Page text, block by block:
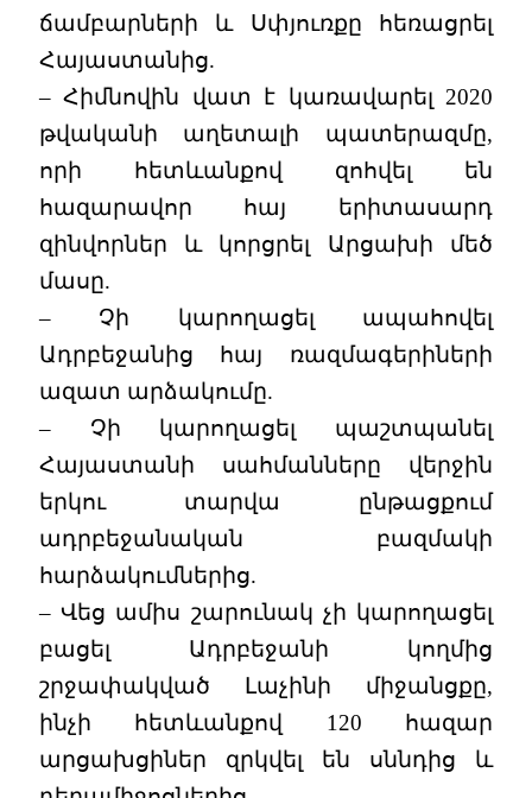
ճամբարների և Սփյուռքը հեռացրել
Հայաստանից.
– Հիմնովին վատ է կառավարել 2020
թվականի աղետալի պատերազմը,
որի հետևանքով զոհվել են
հազարավոր հայ երիտասարդ
զինվորներ և կորցրել Արցախի մեծ
մասը.
– Չի կարողացել ապահովել
Ադրբեջանից հայ ռազմագերիների
ազատ արձակումը.
– Չի կարողացել պաշտպանել
Հայաստանի սահմանները վերջին
երկու տարվա ընթացքում
ադրբեջանական բազմակի
հարձակումներից.
– Վեց ամիս շարունակ չի կարողացել
բացել Ադրբեջանի կողմից
շրջափակված Լաչինի միջանցքը,
ինչի հետևանքով 120 հազար
արցախցիներ զրկվել են սննդից և